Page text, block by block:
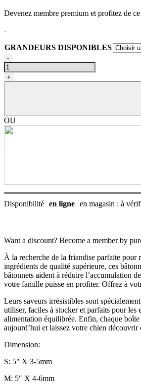
prix :
Devenez membre premium et profitez de
-
GRANDEURS DISPONIBLES
quantité
de
Bâtonnets
torsadés
chiots,
100
-
+
OU
Disponibilité en ligne en magasin : à
Want a discount? Become a member by
À la recherche de la friandise parfaite pour
ingrédients de qualité supérieure, ces
bâtonnets aident à réduire l’accumulation
votre famille puisse en profiter. Offrez à
Leurs saveurs irrésistibles sont
utiliser, faciles à stocker et parfaits pour les
alimentation équilibrée. Enfin, chaque
aujourd’hui et laissez votre chien
Dimension:
S: 5″ X 3-5mm
M: 5″ X 4-6mm